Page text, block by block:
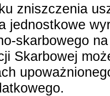
zniszczenia
jednostkowe
skarbowego
Skarbowej